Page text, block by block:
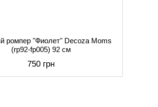
ромпер "Фиолет" Decoza Moms
(rp92-fp005) 92 см
750 грн